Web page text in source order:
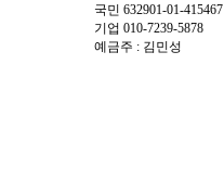
국민 632901-01-415467
기업 010-7239-5878
예금주 : 김민성